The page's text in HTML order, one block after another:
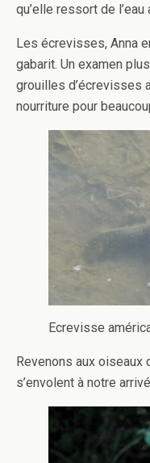
qu’elle ressort de
Les écrevisses, Anna
gabarit. Un examen
grouilles d’écrevisses
nourriture pour
Ecrevisse
Revenons aux oiseaux
s’envolent à notre